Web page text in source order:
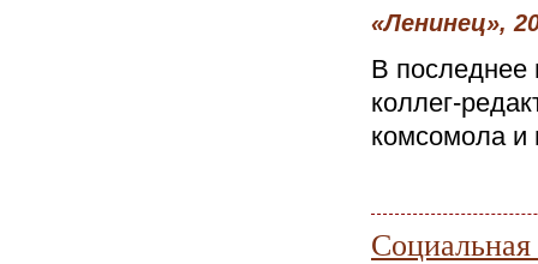
«Ленинец»,
В последнее
коллег-
комсомола и
Социальная